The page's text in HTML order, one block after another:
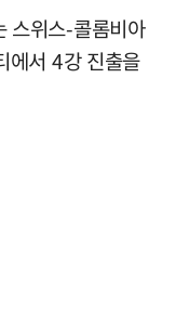
스위스-콜롬비아
에서 4강 진출을